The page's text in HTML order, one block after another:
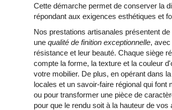
Cette démarche permet de conserver la
répondant aux exigences esthétiques et
Nos prestations artisanales présentent
unequalité de finition exceptionnelle,
résistance et leur beauté. Chaque siège
compte la forme, la texture et la couleur
votre mobilier. De plus, en opérant dans
locales et un savoir-faire régional qui font
ou pour transformer une pièce de
pour que le rendu soit à la hauteur de